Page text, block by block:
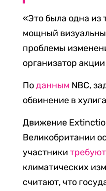
«Это была одна из
мощный
проблемы
организатор
Поданным NBC,
обвинение в
Движение
Великобритании
участникитребуют
климатических
считают, что